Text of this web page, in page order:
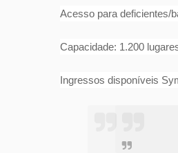
Acesso para deficientes/
Capacidade: 1.200
Ingressos disponíveis